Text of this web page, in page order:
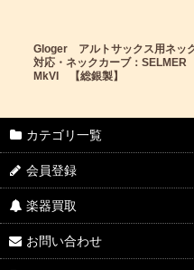
Gloger アルトサックス用ネッ
対応・ネックカーブ：SELMER
MkVI 【総銀製】
カテゴリ一覧
会員登録
楽器買取
お問い合わせ